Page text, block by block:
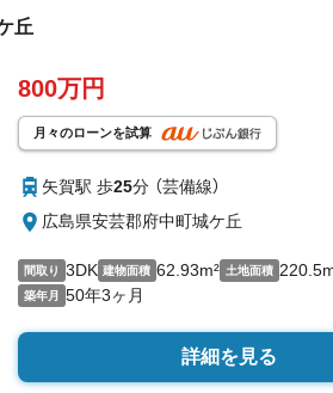
丘
800万円
月々のローンを試算
矢賀駅 歩25分 （芸備線）
広島県安芸郡府中町城ケ丘
間取り 3DK 建物面積 62.93m² 土地面積
築年月 50年3ヶ月
詳細を見る